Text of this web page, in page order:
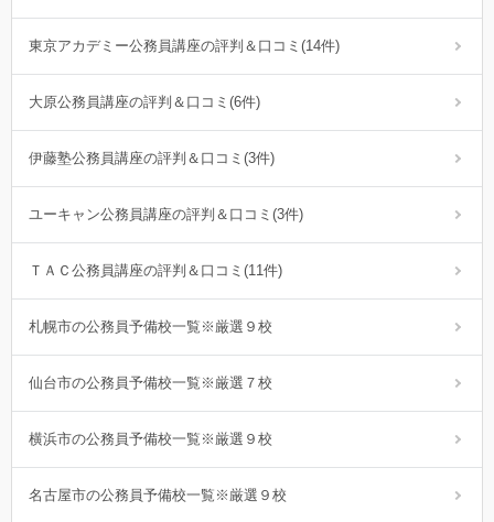
東京アカデミー公務員講座の評判＆口コミ(14件)
大原公務員講座の評判＆口コミ(6件)
伊藤塾公務員講座の評判＆口コミ(3件)
ユーキャン公務員講座の評判＆口コミ(3件)
ＴＡＣ公務員講座の評判＆口コミ(11件)
札幌市の公務員予備校一覧※厳選９校
仙台市の公務員予備校一覧※厳選７校
横浜市の公務員予備校一覧※厳選９校
名古屋市の公務員予備校一覧※厳選９校